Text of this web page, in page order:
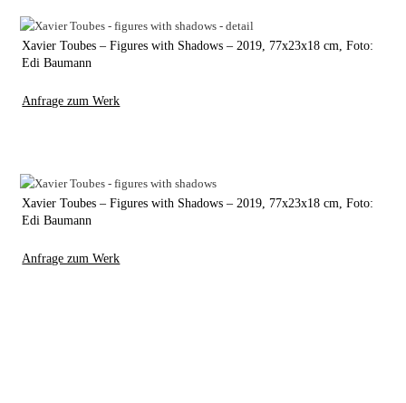
Xavier Toubes – Figures with Shadows – 2019, 77x23x18 cm, Foto:
Edi Baumann
Anfrage zum Werk
Xavier Toubes – Figures with Shadows – 2019, 77x23x18 cm, Foto:
Edi Baumann
Anfrage zum Werk